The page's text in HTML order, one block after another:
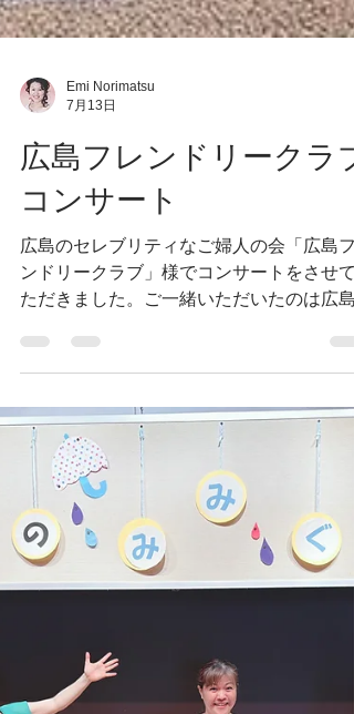
Emi Norimatsu
7月13日
広島フレンドリークラブ
コンサート
ンドリークラブ」様でコンサートをさせて
ただきました。ご一緒いただいたのは広島
誇る安心安定のピアニスト上杉智穂さん。
年、上杉さんにはオペラ稽古前のコレぺテ
稽古をお願いする等、ここ数年関わった演
はほぼ全て譜読みをお助けいただいている
いう、オペラも大変お詳しいとっっっって
心強いピアニストさんです。 リーガロイヤ
ル最上階の絶景が望めるホールでの演奏。
下は、目の前に平和公園がよく見える会場
だきました。今の美しい景色からは想像で
ない惨禍から立ち直ったヒロシマの地で、